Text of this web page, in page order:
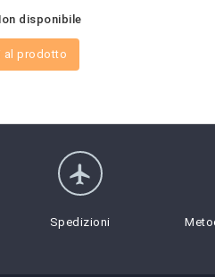
disponibile
al prodotto
flight
Spedizioni